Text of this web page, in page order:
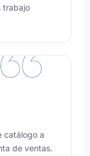
trabajo
catálogo a
de ventas.